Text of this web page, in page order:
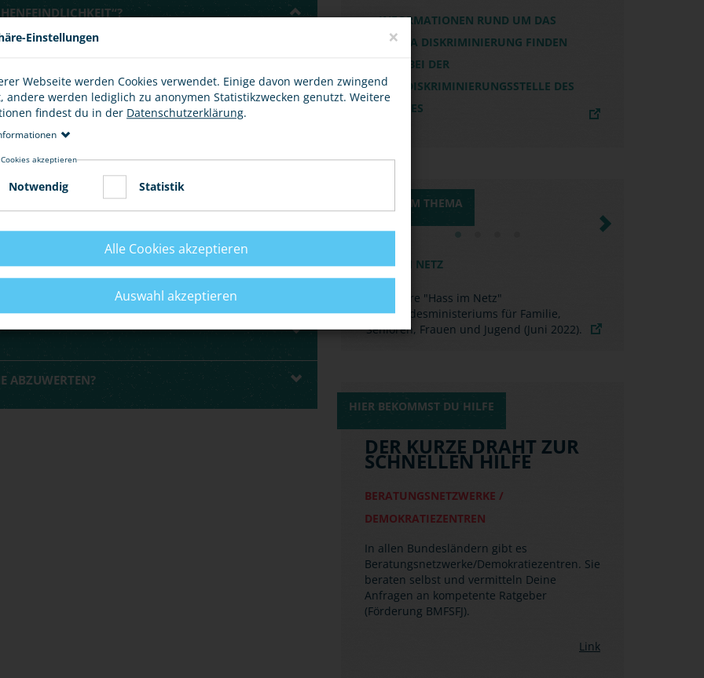
Menschenfeindlichkeit" ist ein wissenschaftlicher
, die über zehn Jahre hinweg die Prozesse der
untersucht hat.
gelten aber prinzipiell auch für andere Länder.
Einstellungen ein ganzes Bündel entstehen
des demokratischen Klimas führen kann.
AUF MENSCHENFEINDLICHE
ABZUWERTEN?
INFORMATIONEN RUND UM DAS
THEMA DISKRIMINIERUNG FINDEN
SICH BEI DER
ANTIDISKRIMINIERUNGSSTELLE DES
BUNDES
MEDIEN ZUM THEMA
KURZVIDEO
Gruppenbezogene
Menschenfeindlichkeit, was
ist das?
Previous Next
DER KURZE DRAHT ZUR
SCHNELLEN HILFE
In allen Bundesländern gibt es
Beratungsnetzwerke/Demokratiezentren. Sie
beraten selbst und vermitteln Deine
Anfragen an kompetente Ratgeber
Einstellungen ×
Webseite werden Cookies verwendet. Einige davon werden zwingend
andere werden lediglich zu anonymen Statistikzwecken genutzt. Weitere
findest du in der Datenschutzerklärung.
akzeptieren
Notwendig Statistik
Alle Cookies akzeptieren
Auswahl akzeptieren